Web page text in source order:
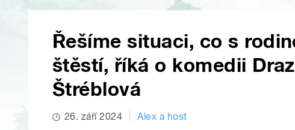
Řešíme situaci, co s
štěstí, říká o komedii
Štréblová
26. září 2024 Alex a host